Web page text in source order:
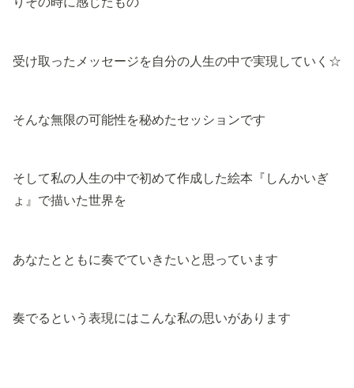
受け取ったメッセージを自分の人生の中で実現していく☆
そんな無限の可能性を秘めたセッションです
そして私の人生の中で初めて作成した絵本『しんかいぎ
ょ』で描いた世界を
あなたとともに奏でていきたいと思っています
奏でるという表現にはこんな私の思いがあります